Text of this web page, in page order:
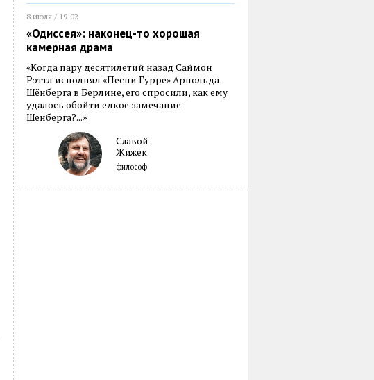
8 июля / 19:02
«Одиссея»: наконец-то хорошая
камерная драма
«Когда пару десятилетий назад Саймон
Рэттл исполнял «Песни Гурре» Арнольда
Шёнберга в Берлине, его спросили, как ему
удалось обойти едкое замечание
Шенберга?...»
Славой
Жижек
философ